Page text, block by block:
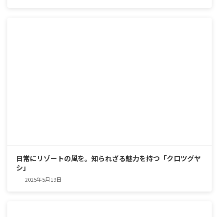
日常にリゾートの風を。知られざる魅力を持つ「クロツグヤ
シ」
2025年5月19日